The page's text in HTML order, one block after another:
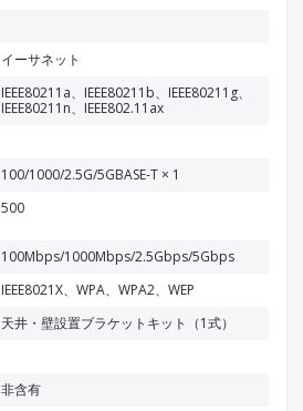
イーサネット
IEEE80211a、IEEE80211b、IEEE80211g、
IEEE80211n、IEEE802.11ax
100/1000/2.5G/5GBASE-T × 1
500
100Mbps/1000Mbps/2.5Gbps/5Gbps
IEEE8021X、WPA、WPA2、WEP
天井・壁設置ブラケットキット（1式）
非含有